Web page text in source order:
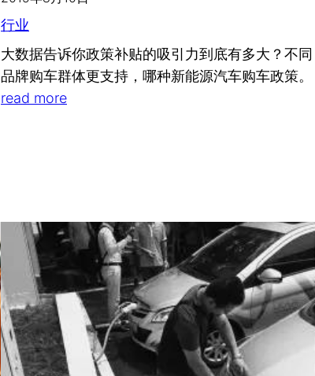
行业
大数据告诉你政策补贴的吸引力到底有多大？不同
品牌购车群体更支持，哪种新能源汽车购车政策。
read more